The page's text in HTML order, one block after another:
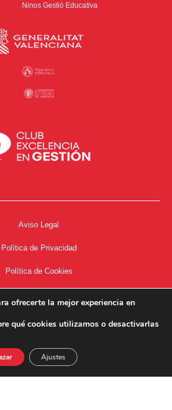
Ninos Gestió Educativa
Aviso Legal
Política de Privacidad
Política de Cookies
ofrecerte la mejor experiencia en
qué cookies utilizamos o desactivarlas
Ajustes